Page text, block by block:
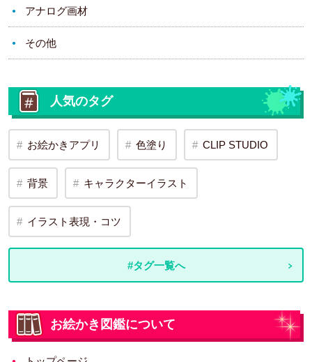
アナログ画材
その他
人気のタグ
お絵かきアプリ 色塗り CLIP STUDIO
背景 キャラクターイラスト
イラスト表現・コツ
#タグ一覧へ
お絵かき図鑑について